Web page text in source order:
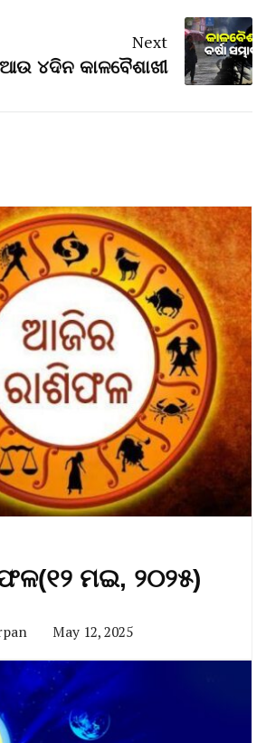
Next
ଆଉ ୪ଦିନ କାଳବୈଶାଖୀ
ମଇ, ୨୦୨୫)
May 12, 2025